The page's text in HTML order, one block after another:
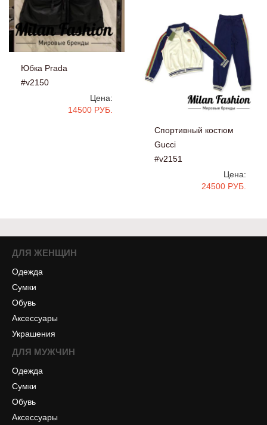
Юбка Prada
#v2150
Цена:
14500 РУБ.
Спортивный костюм
Gucci
#v2151
Цена:
24500 РУБ.
ДЛЯ ЖЕНЩИН
Одежда
Сумки
Обувь
Аксессуары
Украшения
ДЛЯ МУЖЧИН
Одежда
Сумки
Обувь
Аксессуары